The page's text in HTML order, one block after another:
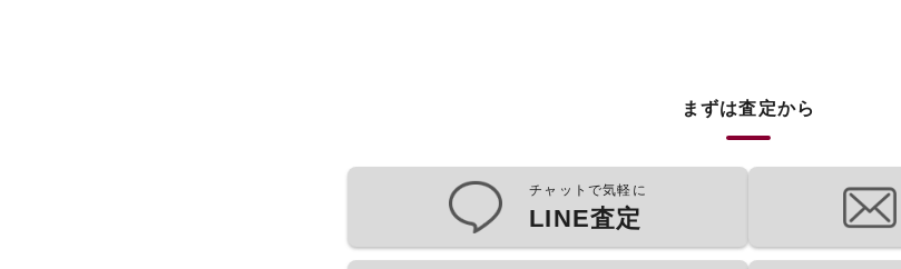
まずは査定から
チャットで気軽に
LINE査定